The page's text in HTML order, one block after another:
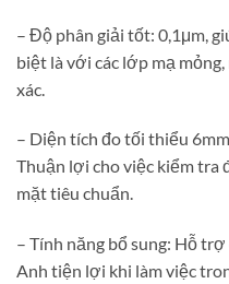
– Độ phân giải tốt: 0,1μm,
biệt là với các lớp mạ
xác.
– Diện tích đo tối thiểu
Thuận lợi cho việc kiểm tra
mặt tiêu chuẩn.
– Tính năng bổ sung: Hỗ
Anh tiện lợi khi làm việc